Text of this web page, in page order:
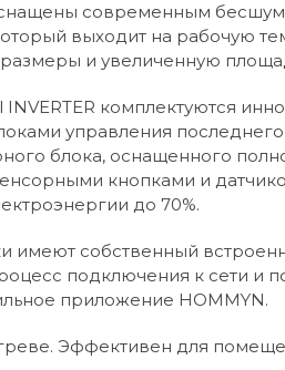
современным
выходит на рабочую
и увеличенную
комплектуются
управления
блока, оснащенного
кнопками и
до 70%.
имеют собственный
подключения к сети и
приложение HOMMYN.
Эффективен для